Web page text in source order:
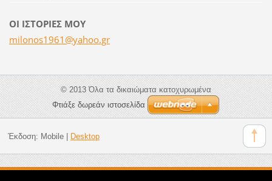
ΟΙ ΙΣΤΟΡΙΕΣ ΜΟΥ
milonos1961@yahoo.gr
© 2013 Όλα τα δικαιώματα κατοχυρωμένα
Φτιάξε δωρεάν ιστοσελίδα
Έκδοση: Mobile| Desktop